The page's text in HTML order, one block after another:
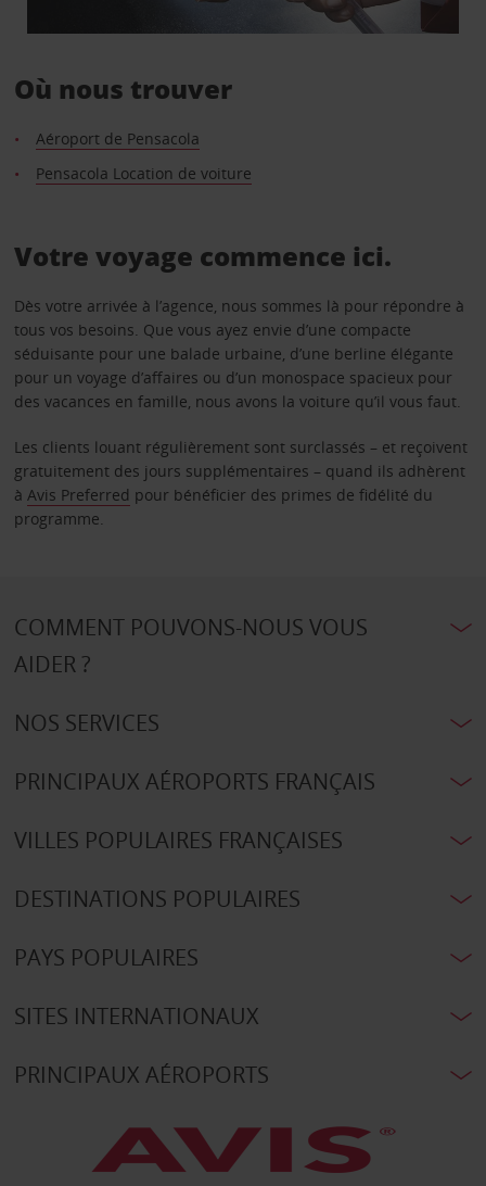
Où nous trouver
Aéroport de Pensacola
Pensacola Location de voiture
Votre voyage commence ici.
Dès votre arrivée à l’agence, nous sommes là pour répondre à
tous vos besoins. Que vous ayez envie d’une compacte
séduisante pour une balade urbaine, d’une berline élégante
pour un voyage d’affaires ou d’un monospace spacieux pour
des vacances en famille, nous avons la voiture qu’il vous faut.
Les clients louant régulièrement sont surclassés – et reçoivent
gratuitement des jours supplémentaires – quand ils adhèrent
à Avis Preferred pour bénéficier des primes de fidélité du
programme.
COMMENT POUVONS-NOUS VOUS
AIDER ?
NOS SERVICES
PRINCIPAUX AÉROPORTS FRANÇAIS
VILLES POPULAIRES FRANÇAISES
DESTINATIONS POPULAIRES
PAYS POPULAIRES
SITES INTERNATIONAUX
PRINCIPAUX AÉROPORTS